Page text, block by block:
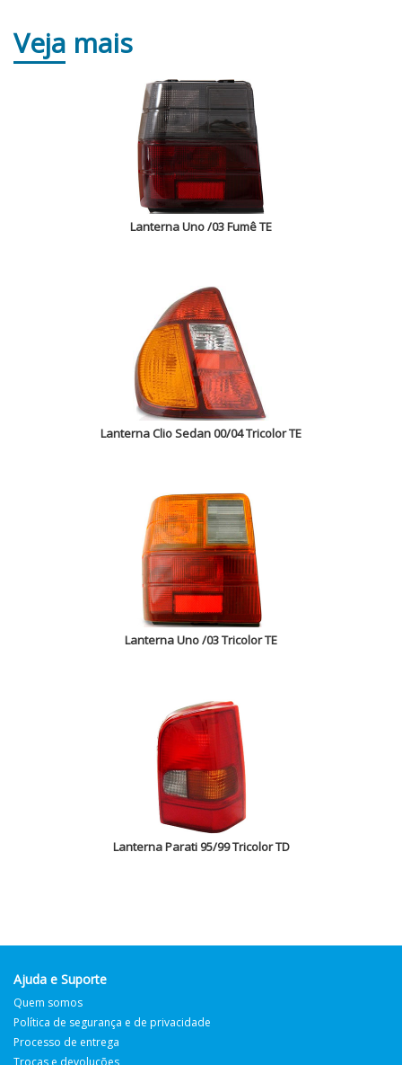
Veja mais
Lanterna Uno /03 Fumê TE
Lanterna Clio Sedan 00/04 Tricolor TE
Lanterna Uno /03 Tricolor TE
Lanterna Parati 95/99 Tricolor TD
Ajuda e Suporte
Quem somos
Política de segurança e de privacidade
Processo de entrega
Trocas e devoluções